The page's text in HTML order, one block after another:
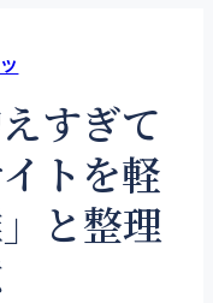
すぎて
トを軽
と整理